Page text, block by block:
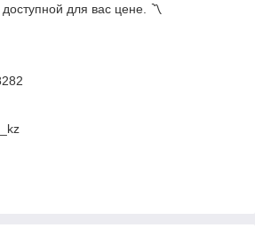
для вас цене. 〽️